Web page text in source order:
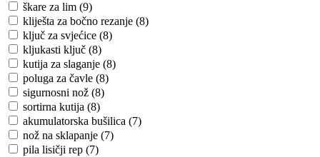
škare za lim (9)
kliješta za bočno rezanje (8)
ključ za svjećice (8)
kljukasti ključ (8)
kutija za slaganje (8)
poluga za čavle (8)
sigurnosni nož (8)
sortirna kutija (8)
akumulatorska bušilica (7)
nož na sklapanje (7)
pila lisičji rep (7)